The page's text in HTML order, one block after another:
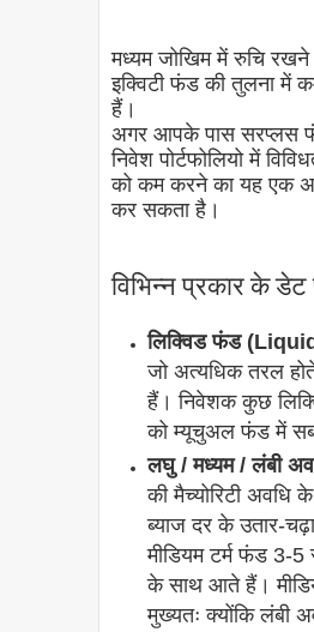
मध्यम जोखिम में रुचि
इक्विटी फंड की तुलना में
हैं।
अगर आपके पास सरप्लस
निवेश पोर्टफोलियो में
को कम करने का यह एक
कर सकता है।
विभिन्न प्रकार के
लिक्विड फंड
जो अत्यधिक तरल
हैं। निवेशक कुछ
को म्यूचुअल फंड में
लघु / मध्यम / लंबी
की मैच्योरिटी
ब्याज दर के उतार-
मीडियम टर्म फंड 3-5
के साथ आते हैं।
मुख्यतः क्योंकि लंबी